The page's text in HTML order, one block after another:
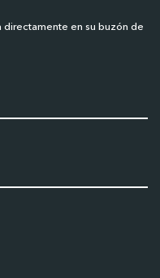
directamente en su buzón de